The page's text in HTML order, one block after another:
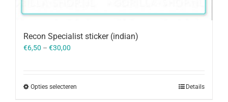
Recon Specialist sticker (indian)
€6,50 – €30,00
Opties selecteren Details